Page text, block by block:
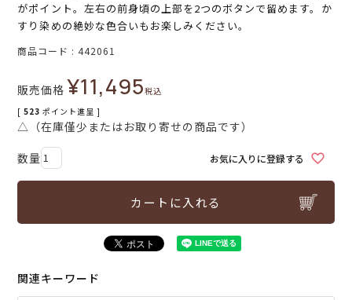
がポイント。左右の前身頃の上部を2つのボタンで留めます。か
すり染めの絶妙な色合いもお楽しみください。
商品コード 442061
販売価格 ¥11,495税込
[ 523 ポイント進呈 ]
△（在庫僅少またはお取り寄せの商品です）
お気に入りに登録する
カートに入れる
関連キーワード